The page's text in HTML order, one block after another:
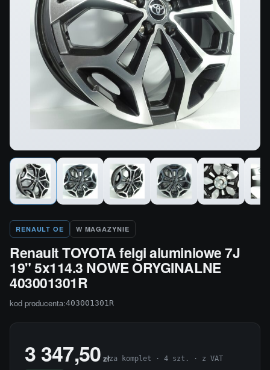
RENAULT OE W MAGAZYNIE
Renault TOYOTA felgi aluminiowe 7J
19" 5x114.3 NOWE ORYGINALNE
403001301R
kod producenta:403001301R
3 347,50 złza komplet · 4 szt. · z VAT